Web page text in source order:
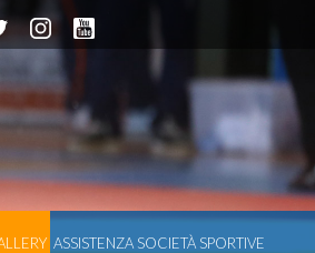
ASSISTENZA SOCIETÀ SPORTIVE